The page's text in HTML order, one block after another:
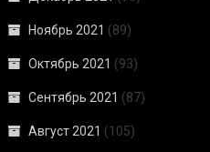
Ноябрь 2021 (89)
Октябрь 2021 (93)
Сентябрь 2021 (87)
Август 2021 (105)